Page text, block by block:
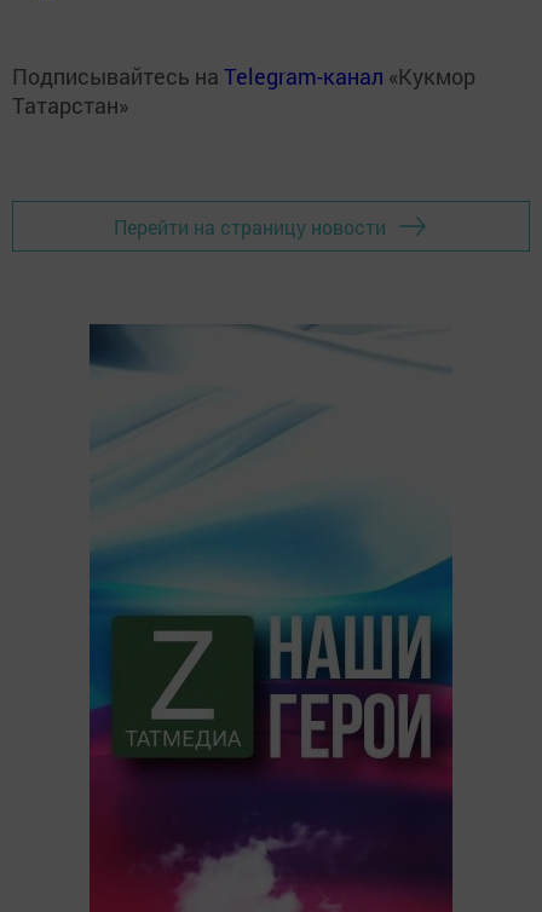
Подписывайтесь на Telegram-канал «Кукмор
Татарстан»
Перейти на страницу новости